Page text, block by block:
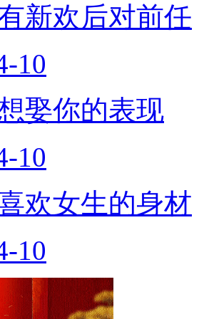
新欢后对前任
10
娶你的表现
10
欢女生的身材
10